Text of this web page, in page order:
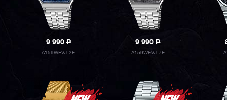
9 990P
A159WEVJ-2E
9 990P
A159WEVJ-7E